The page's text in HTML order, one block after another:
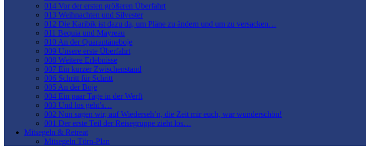
014 Vor der ersten größeren Überfahrt
013 Weihnachten und Silvester
012 Die Karibik ist dazu da, um Pläne zu ändern und um zu versacken…
011 Bequia und Mayreau
010 An der Quarantäneboje
009 Unsere erste Überfahrt
008 Weitere Erlebnisse
007 Ein kurzer Zwischenstand
006 Schritt für Schritt
005 An der Boje
004 Ein paar Tage in der Werft
003 Und los geht’s…
002 Nun sagen wir, auf Wiederseh’n, die Zeit mir euch, war wunderschön!
001 Der erste Teil der Reisegruppe zieht los…
Mitsegeln & Retreat
Mitsegeln Törn-Plan